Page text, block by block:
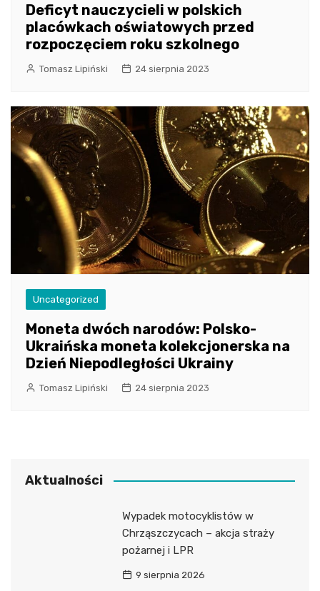
Deficyt nauczycieli w polskich
placówkach oświatowych przed
rozpoczęciem roku szkolnego
Tomasz Lipiński 24 sierpnia 2023
Uncategorized
Moneta dwóch narodów: Polsko-
Ukraińska moneta kolekcjonerska na
Dzień Niepodległości Ukrainy
Tomasz Lipiński 24 sierpnia 2023
Aktualności
Wypadek motocyklistów w
Chrząszczycach – akcja straży
pożarnej i LPR
9 sierpnia 2026